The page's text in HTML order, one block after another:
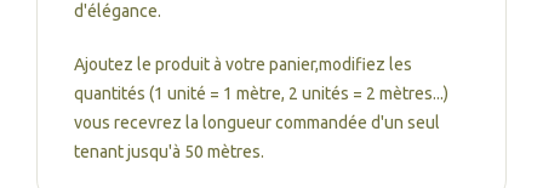
d'élégance.
Ajoutez le produit à votre panier,modifiez les
quantités (1 unité = 1 mètre, 2 unités = 2 mètres...)
vous recevrez la longueur commandée d'un seul
tenant jusqu'à 50 mètres.